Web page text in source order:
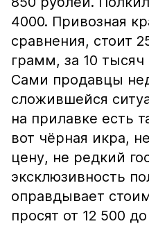
4000. Привозная
сравнения, стоит
грамм, за 10
Сами продавцы
сложившейся
на прилавке есть
вот чёрная икра,
цену, не редкий
эксклюзивность
оправдывает
просят от 12 500